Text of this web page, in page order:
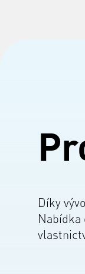
Díky
Nabídka